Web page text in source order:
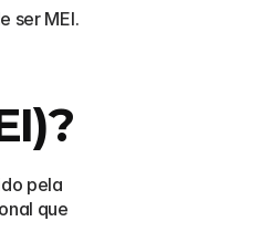
ser MEI.
pela
que